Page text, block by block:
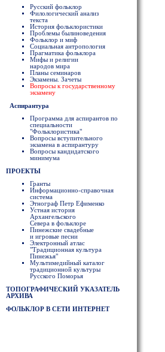
Русский фольклор
Филологический анализ
текста
История фольклористики
Проблемы былиноведения
Фольклор и миф
Социальная антропология
Прагматика фольклора
Мифы и религии
народов мира
Планы семинаров
Экзамены. Зачеты
Вопросы к государственному
экзамену
Аспирантура
Программа для аспирантов по
специальности
"Фольклористика"
Вопросы вступительного
экзамена в аспирантуру
Вопросы кандидатского
минимума
ПРОЕКТЫ
Гранты
Информационно-справочная
система
Этнограф Петр Ефименко
Устная история
Архангельского
Севера в фольклоре
Пинежские свадебные
и игровые песни
Электронный атлас
"Традиционная культура
Пинежья"
Мультимедийный каталог
традиционной культуры
Русского Поморья
ТОПОГРАФИЧЕСКИЙ УКАЗАТЕЛЬ
АРХИВА
ФОЛЬКЛОР В СЕТИ ИНТЕРНЕТ